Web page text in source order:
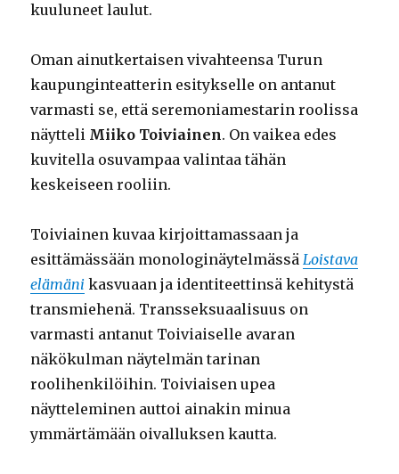
kuuluneet laulut.
Oman ainutkertaisen vivahteensa Turun
kaupunginteatterin esitykselle on antanut
varmasti se, että seremoniamestarin roolissa
näytteli Miiko Toiviainen. On vaikea edes
kuvitella osuvampaa valintaa tähän
keskeiseen rooliin.
Toiviainen kuvaa kirjoittamassaan ja
esittämässään monologinäytelmässäLoistava
elämäni kasvuaan ja identiteettinsä kehitystä
transmiehenä. Transseksuaalisuus on
varmasti antanut Toiviaiselle avaran
näkökulman näytelmän tarinan
roolihenkilöihin. Toiviaisen upea
näytteleminen auttoi ainakin minua
ymmärtämään oivalluksen kautta.